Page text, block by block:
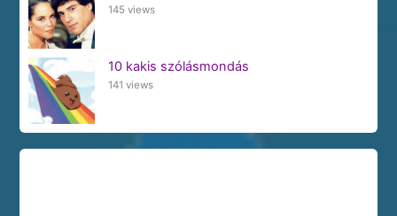
145 views
10 kakis szólásmondás
141 views